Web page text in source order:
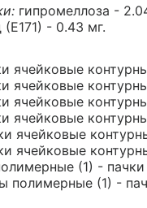
гипромеллоза -
- 0.43 мг.
ячейковые
ячейковые
ячейковые
ячейковые
ячейковые
ячейковые
(1) - пачки
полимерные (1) -